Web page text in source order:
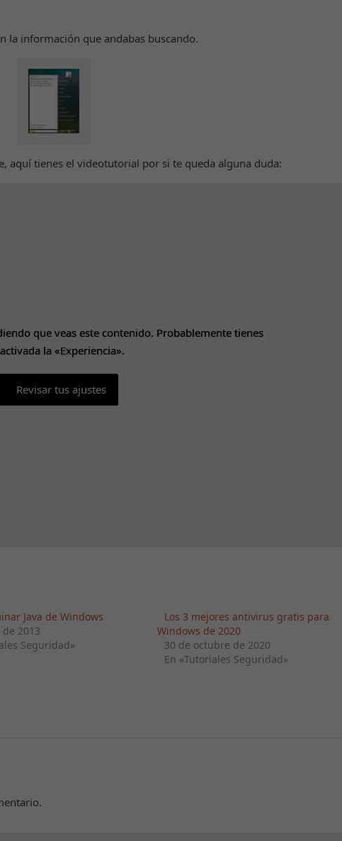
la información que andabas buscando.
aquí tienes el videotutorial por si te queda alguna duda:
que veas este contenido. Probablemente tienes
la «Experiencia».
Revisar tus ajustes
que veas este contenido. Probablemente tienes
la «Experiencia».
Revisar tus ajustes
Java de Windows
2013
Seguridad»
Los 3 mejores antivirus gratis para
Windows de 2020
30 de octubre de 2020
En «Tutoriales Seguridad»